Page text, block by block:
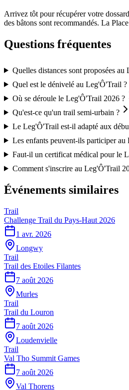
Arrivez tôt pour récupérer votre
des bâtons sont recommandés. La
Questions fréquentes
Quelles distances sont proposées
Quel est le dénivelé au Leg'Ô'Trail ?
Où se déroule le Leg'Ô'Trail 2026 ?
Qu'est-ce qu'un trail semi-urbain ?
Le Leg'Ô'Trail est-il adapté aux
Les enfants peuvent-ils participer
Faut-il un certificat médical pour le
Comment s'inscrire au Leg'Ô'Trail
Événements similaires
Trail
Challenge Trail du Pays-Haut 2026
1 avr. 2026
Longwy
Trail
Trail des Etoiles Filantes
7 août 2026
Murles
Trail
Trail du Louron
7 août 2026
Loudenvielle
Trail
Val Tho Summit Games
7 août 2026
Val Thorens